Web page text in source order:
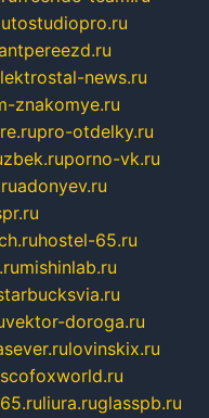
news.ru
znakomye.ru
pro-otdelky.ru
porno-vk.ru
adonyev.ru
hostel-65.ru
mishinlab.ru
vektor-doroga.ru
lovinskix.ru
liura.ruglasspb.ru